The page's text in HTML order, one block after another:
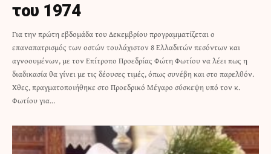
του 1974
Για την πρώτη εβδομάδα του Δεκεμβρίου προγραμματίζεται ο
επαναπατρισμός των οστών τουλάχιστον 8 Ελλαδιτών πεσόντων και
αγνοουμένων, με τον Επίτροπο Προεδρίας Φώτη Φωτίου να λέει πως η
διαδικασία θα γίνει με τις δέουσες τιμές, όπως συνέβη και στο παρελθόν.
Χθες, πραγματοποιήθηκε στο Προεδρικό Μέγαρο σύσκεψη υπό τον κ.
Φωτίου για…